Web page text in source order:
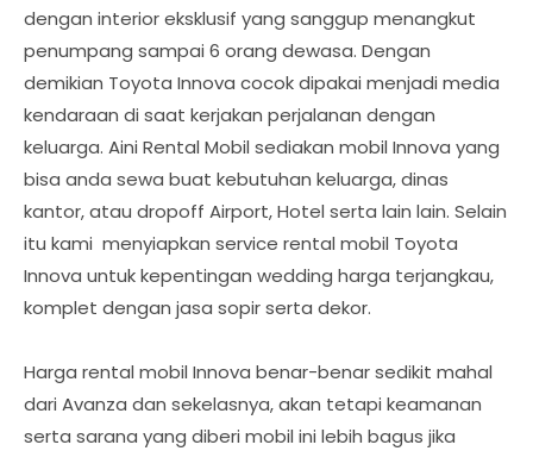
dengan interior eksklusif yang sanggup menangkut
penumpang sampai 6 orang dewasa. Dengan
demikian Toyota Innova cocok dipakai menjadi media
kendaraan di saat kerjakan perjalanan dengan
keluarga. Aini Rental Mobil sediakan mobil Innova yang
bisa anda sewa buat kebutuhan keluarga, dinas
kantor, atau dropoff Airport, Hotel serta lain lain. Selain
itu kami menyiapkan service rental mobil Toyota
Innova untuk kepentingan wedding harga terjangkau,
komplet dengan jasa sopir serta dekor.
Harga rental mobil Innova benar-benar sedikit mahal
dari Avanza dan sekelasnya, akan tetapi keamanan
serta sarana yang diberi mobil ini lebih bagus jika